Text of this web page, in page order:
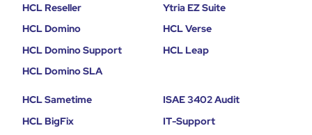
HCL Reseller
HCL Domino
HCL Domino Support
HCL Domino SLA
Ytria EZ Suite
HCL Verse
HCL Leap
HCL Sametime
HCL BigFix
ISAE 3402 Audit
IT-Support